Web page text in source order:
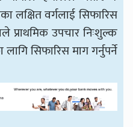
वर्गलाई सिफारिस
प्राथमिक उपचार निःशुल्क
सिफारिस माग गर्नुपर्ने